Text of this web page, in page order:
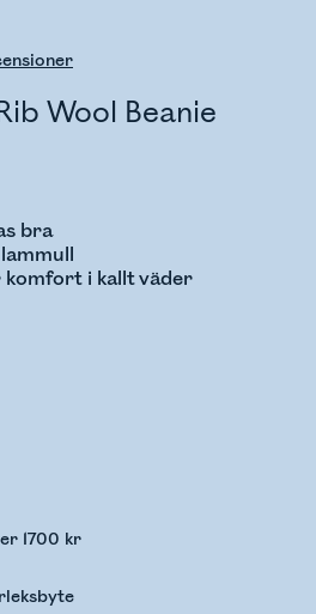
Wool Beanie
bra
i kallt väder
1700 kr